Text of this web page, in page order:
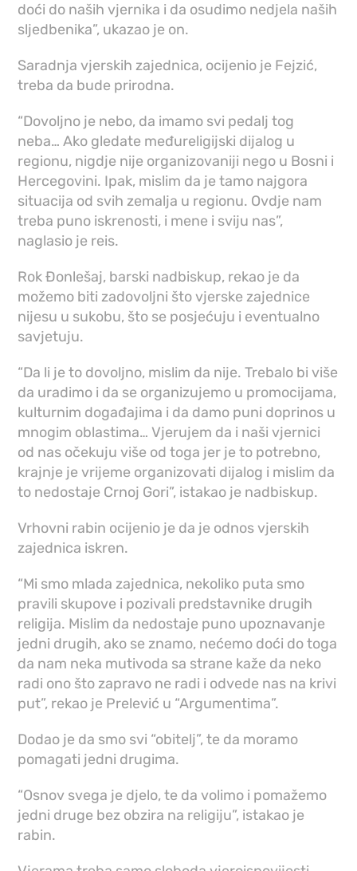
doći do naših vjernika i da osudimo nedjela naših
sljedbenika”, ukazao je on.
Saradnja vjerskih zajednica, ocijenio je Fejzić,
treba da bude prirodna.
“Dovoljno je nebo, da imamo svi pedalj tog
neba… Ako gledate međureligijski dijalog u
regionu, nigdje nije organizovaniji nego u Bosni i
Hercegovini. Ipak, mislim da je tamo najgora
situacija od svih zemalja u regionu. Ovdje nam
treba puno iskrenosti, i mene i sviju nas”,
naglasio je reis.
Rok Đonlešaj, barski nadbiskup, rekao je da
možemo biti zadovoljni što vjerske zajednice
nijesu u sukobu, što se posjećuju i eventualno
savjetuju.
“Da li je to dovoljno, mislim da nije. Trebalo bi više
da uradimo i da se organizujemo u promocijama,
kulturnim događajima i da damo puni doprinos u
mnogim oblastima… Vjerujem da i naši vjernici
od nas očekuju više od toga jer je to potrebno,
krajnje je vrijeme organizovati dijalog i mislim da
to nedostaje Crnoj Gori”, istakao je nadbiskup.
Vrhovni rabin ocijenio je da je odnos vjerskih
zajednica iskren.
“Mi smo mlada zajednica, nekoliko puta smo
pravili skupove i pozivali predstavnike drugih
religija. Mislim da nedostaje puno upoznavanje
jedni drugih, ako se znamo, nećemo doći do toga
da nam neka mutivoda sa strane kaže da neko
radi ono što zapravo ne radi i odvede nas na krivi
put”, rekao je Prelević u “Argumentima”.
Dodao je da smo svi “obitelj”, te da moramo
pomagati jedni drugima.
“Osnov svega je djelo, te da volimo i pomažemo
jedni druge bez obzira na religiju”, istakao je
rabin.